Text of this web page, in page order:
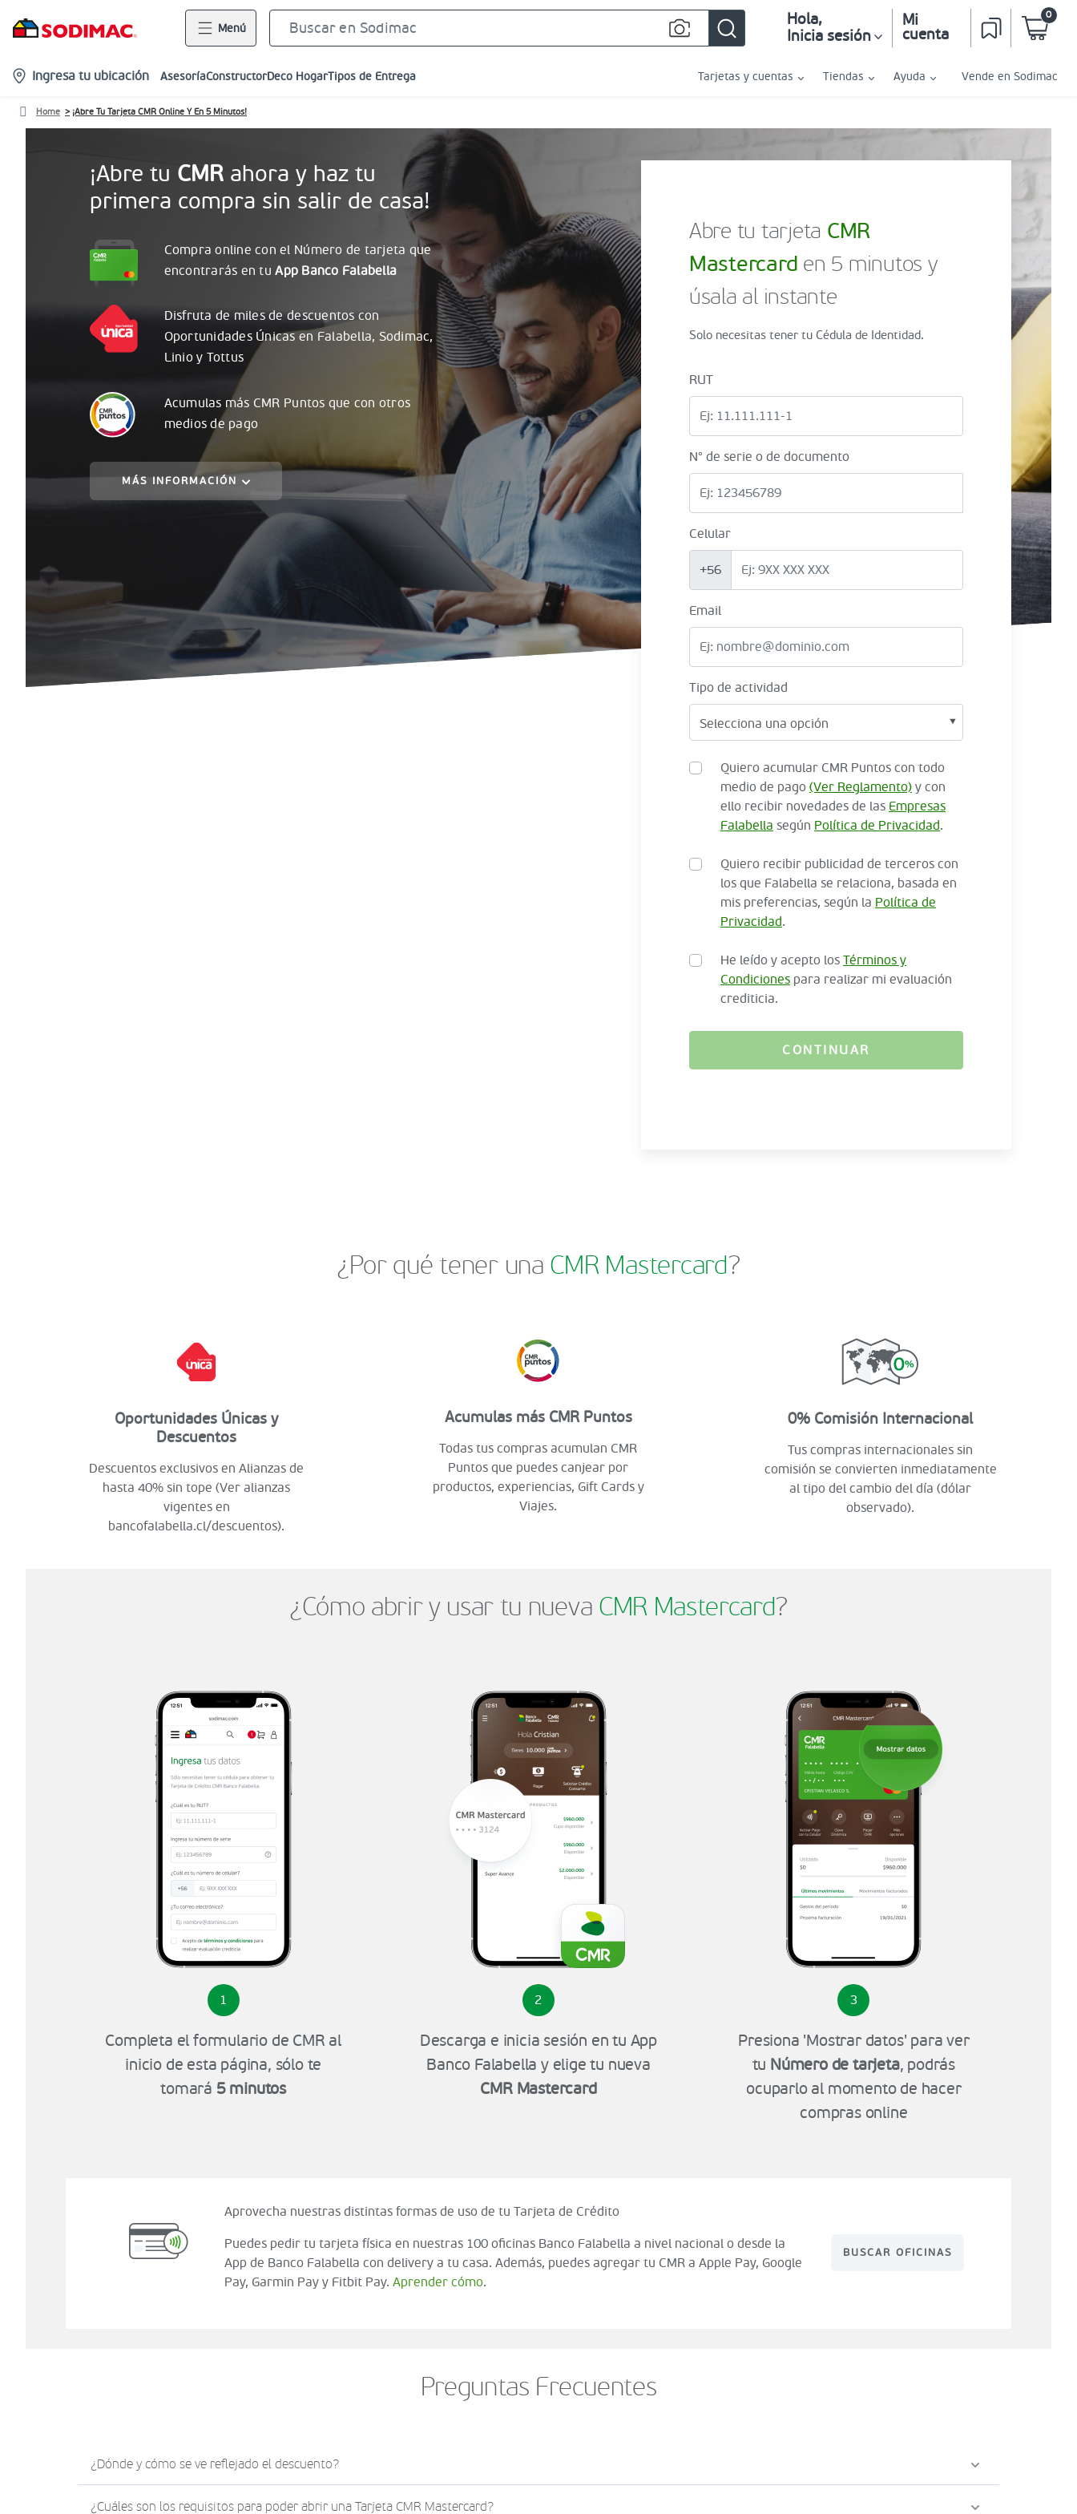
Menú Hola,
Inicia sesión
Mi
cuenta
0
location-
icon
Ingresa tu ubicación AsesoríaConstructorDeco HogarTipos de Entrega Tarjetas y cuentas Tiendas Ayuda Vende en Sodimac
Home ¡Abre Tu Tarjeta CMR Online Y En 5 Minutos!
¡Abre tu CMR ahora y haz tu
primera compra sin salir de casa!
Compra online con el Número de tarjeta que
encontrarás en tu App Banco Falabella
Disfruta de miles de descuentos con
OportunidadesÚnicasen Falabella, Sodimac,
Linio y Tottus
Acumulas más CMR Puntos que con otros
medios de pago
MÁS INFORMACIÓN
Abre tu tarjeta CMR
Mastercard en 5 minutos y
úsala al instante
Solo necesitas tener tu Cédula de Identidad.
RUT
N° de serie o de documento
Celular
+56
Email
Tipo de actividad
Quiero acumular CMR Puntos con todo
medio de pago (Ver Reglamento) y con
ello recibir novedades de las Empresas
Falabella según Política de Privacidad.
Quiero recibir publicidad de terceros con
los que Falabella se relaciona, basada en
mis preferencias, según la Política de
Privacidad.
He leído y acepto los Términos y
Condiciones para realizar mi evaluación
crediticia.
CONTINUAR
¿Por qué tener una CMR Mastercard?
Oportunidades Únicas y
Descuentos
Descuentos exclusivos en Alianzas de
hasta 40% sin tope (Ver alianzas
vigentes en
bancofalabella.cl/descuentos).
Acumulas más CMR Puntos
Todas tus compras acumulan CMR
Puntos que puedes canjear por
productos, experiencias, Gift Cards y
Viajes.
0% Comisión Internacional
Tus compras internacionales sin
comisión se convierten inmediatamente
al tipo del cambio del día (dólar
observado).
¿Cómo abrir y usar tu nueva CMR Mastercard?
1
Completa el formulario de CMR al
inicio de esta página, sólo te
tomará 5 minutos
2
Descarga e inicia sesión en tu App
Banco Falabella y elige tu nueva
CMR Mastercard
3
Presiona 'Mostrar datos' para ver
tu Número de tarjeta, podrás
ocuparlo al momento de hacer
compras online
Aprovecha nuestras distintas formas de uso de tu Tarjeta de Crédito
Puedes pedir tu tarjeta física en nuestras 100 oficinas Banco Falabella a nivel nacional o desde la
App de Banco Falabella con delivery a tu casa. Además, puedes agregar tu CMR a Apple Pay, Google
Pay, Garmin Pay y Fitbit Pay. Aprender cómo.
BUSCAR OFICINAS
Preguntas Frecuentes
¿Dónde y cómo se ve reflejado el descuento?
¿Cuáles son los requisitos para poder abrir una Tarjeta CMR Mastercard?